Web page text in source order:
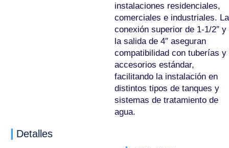
instalaciones residenciales,
comerciales e industriales. La
conexión superior de 1-1/2″ y
la salida de 4″ aseguran
compatibilidad con tuberías y
accesorios estándar,
facilitando la instalación en
distintos tipos de tanques y
sistemas de tratamiento de
agua.
Detalles